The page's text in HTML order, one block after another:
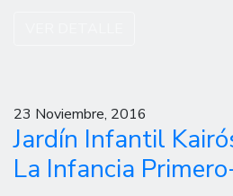
23 Noviembre, 2016
Jardín Infantil
La Infancia